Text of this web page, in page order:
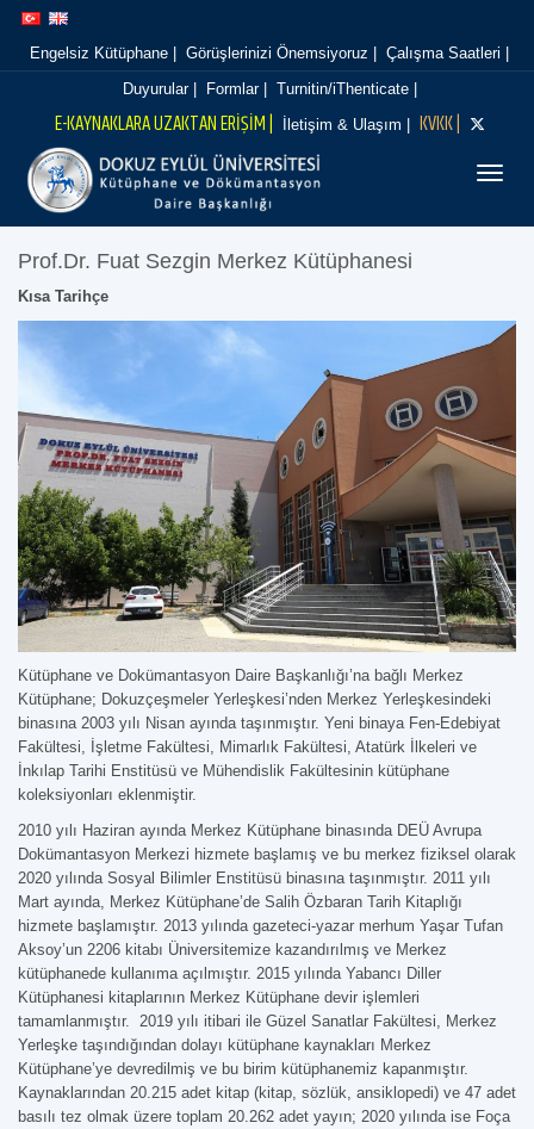
İçeriğe
Navigasyona
Engelsiz Kütüphane |
Görüşlerinizi Önemsiyoruz |
Çalışma Saatleri |
Duyurular |
Formlar | Turnitin/iThenticate |
E-KAYNAKLARA UZAKTAN ERİŞİM | İletişim & Ulaşım | KVKK |
Prof.Dr. Fuat Sezgin Merkez Kütüphanesi
Kısa Tarihçe
Kütüphane ve Dokümantasyon Daire Başkanlığı’na bağlı Merkez
Kütüphane; Dokuzçeşmeler Yerleşkesi’nden Merkez Yerleşkesindeki
binasına 2003 yılı Nisan ayında taşınmıştır. Yeni binaya Fen-Edebiyat
Fakültesi, İşletme Fakültesi, Mimarlık Fakültesi, Atatürk İlkeleri ve
İnkılap Tarihi Enstitüsü ve Mühendislik Fakültesinin kütüphane
koleksiyonları eklenmiştir.
2010 yılı Haziran ayında Merkez Kütüphane binasında DEÜ Avrupa
Dokümantasyon Merkezi hizmete başlamış ve bu merkez fiziksel olarak
2020 yılında Sosyal Bilimler Enstitüsü binasına taşınmıştır. 2011 yılı
Mart ayında, Merkez Kütüphane’de Salih Özbaran Tarih Kitaplığı
hizmete başlamıştır. 2013 yılında gazeteci-yazar merhum Yaşar Tufan
Aksoy’un 2206 kitabı Üniversitemize kazandırılmış ve Merkez
kütüphanede kullanıma açılmıştır. 2015 yılında Yabancı Diller
Kütüphanesi kitaplarının Merkez Kütüphane devir işlemleri
tamamlanmıştır. 2019 yılı itibari ile Güzel Sanatlar Fakültesi, Merkez
Yerleşke taşındığından dolayı kütüphane kaynakları Merkez
Kütüphane’ye devredilmiş ve bu birim kütüphanemiz kapanmıştır.
Kaynaklarından 20.215 adet kitap (kitap, sözlük, ansiklopedi) ve 47 adet
basılı tez olmak üzere toplam 20.262 adet yayın; 2020 yılında ise Foça